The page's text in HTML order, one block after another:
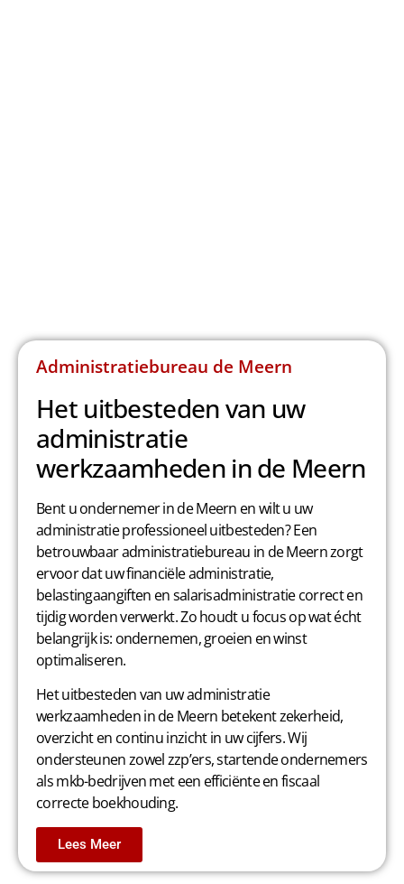
Administratiebureau de Meern
Het uitbesteden van uw
administratie
werkzaamheden in de Meern
Bent u ondernemer in de Meern en wilt u uw
administratie professioneel uitbesteden? Een
betrouwbaar administratiebureau in de Meern zorgt
ervoor dat uw financiële administratie,
belastingaangiften en salarisadministratie correct en
tijdig worden verwerkt. Zo houdt u focus op wat écht
belangrijk is: ondernemen, groeien en winst
optimaliseren.
Het uitbesteden van uw administratie
werkzaamheden in de Meern betekent zekerheid,
overzicht en continu inzicht in uw cijfers. Wij
ondersteunen zowel zzp’ers, startende ondernemers
als mkb-bedrijven met een efficiënte en fiscaal
correcte boekhouding.
Lees Meer